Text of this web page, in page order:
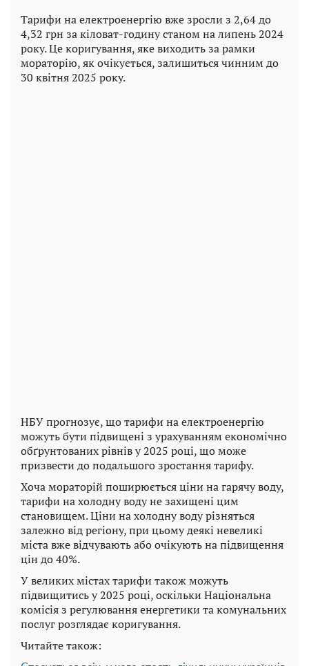
Тарифи на електроенергію вже зросли з 2,64 до
4,32 грн за кіловат-годину станом на липень 2024
року. Це коригування, яке виходить за рамки
мораторію, як очікується, залишиться чинним до
30 квітня 2025 року.
НБУ прогнозує, що тарифи на електроенергію
можуть бути підвищені з урахуванням економічно
обґрунтованих рівнів у 2025 році, що може
призвести до подальшого зростання тарифу.
Хоча мораторій поширюється ціни на гарячу воду,
тарифи на холодну воду не захищені цим
становищем. Ціни на холодну воду різняться
залежно від регіону, при цьому деякі невеликі
міста вже відчувають або очікують на підвищення
цін до 40%.
У великих містах тарифи також можуть
підвищитись у 2025 році, оскільки Національна
комісія з регулювання енергетики та комунальних
послуг розглядає коригування.
Читайте також: